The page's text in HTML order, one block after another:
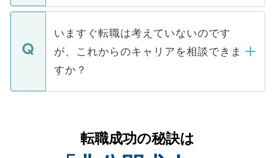
関を公にしてしまうと、応募が殺到する場
に、医療機関が求める条件に合った人材の
みを人材紹介会社に依頼するケースが増え
ています。
定を承諾する必要はありません。内定先へ
の辞退の連絡はキャリアパートナーが行い
個人情報が漏えいすることはありませんの
で、ご安心ください。当サイトからの登録
などで収集したご登録者様の個人情報は、
ご本人のキャリアアップおよび転職活動の
支援を目的に使用いたします。お預かりし
ているすべての個人データはご本人の許可
は、個人情報の取り扱いについての厳密な
管理基準を満たした事業者のみに付与され
いますぐ転職は考えていないのです
が、これからのキャリアを相談できま
すか？
かがいして、現在の医療機関の状況や紹介
経験をまじえながら、適切なアドバイスを
転職成功の秘訣は